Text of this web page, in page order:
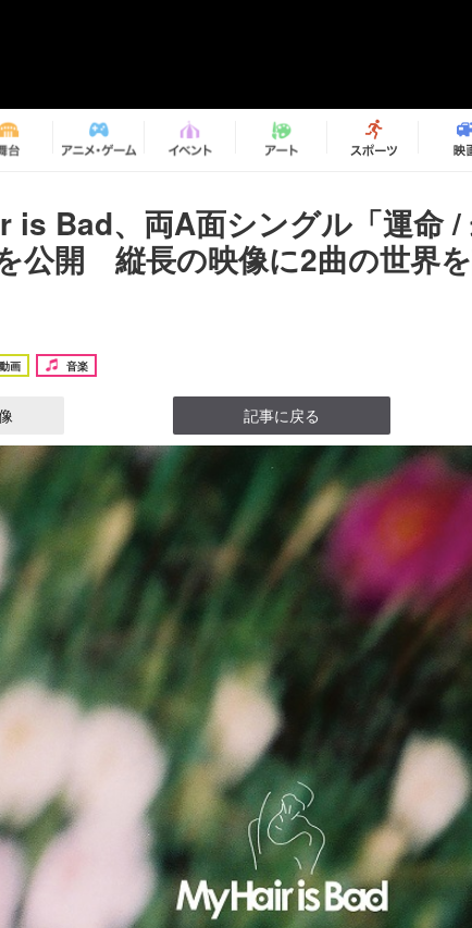
is Bad、両A面シングル「運命
公開 縦長の映像に2曲の世界
動画 音楽
記事に戻る